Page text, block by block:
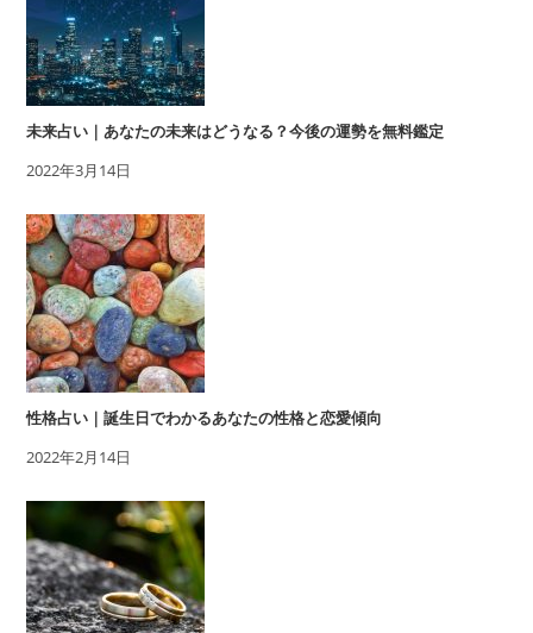
未来占い｜あなたの未来はどうなる？今後の運勢を無料鑑定
2022年3月14日
性格占い｜誕生日でわかるあなたの性格と恋愛傾向
2022年2月14日